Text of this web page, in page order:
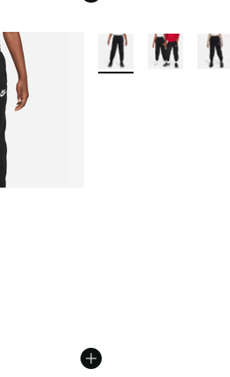
Weitere Farben